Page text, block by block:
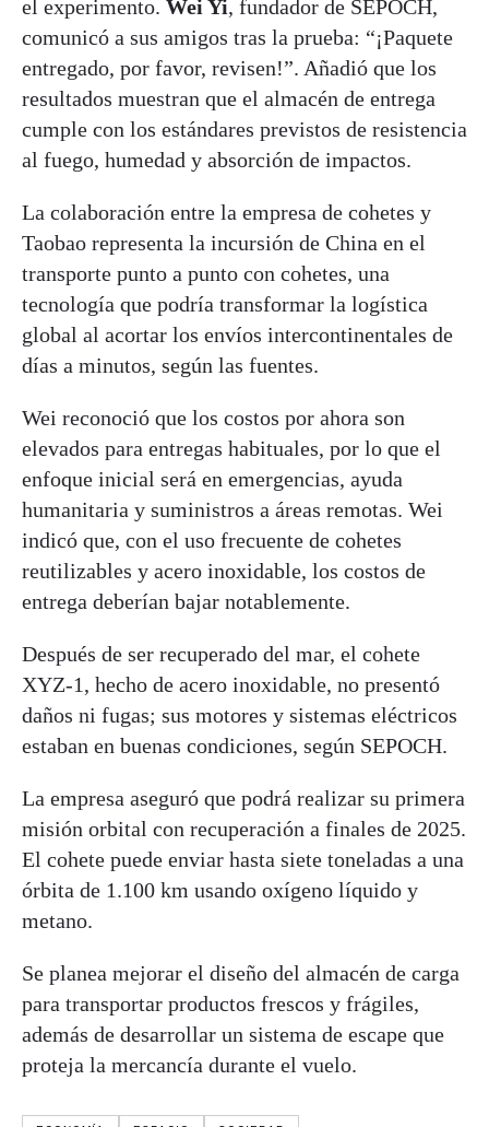
el experimento. Wei Yi, fundador de SEPOCH,
comunicó a sus amigos tras la prueba: “¡Paquete
entregado, por favor, revisen!”. Añadió que los
resultados muestran que el almacén de entrega
cumple con los estándares previstos de resistencia
al fuego, humedad y absorción de impactos.
La colaboración entre la empresa de cohetes y
Taobao representa la incursión de China en el
transporte punto a punto con cohetes, una
tecnología que podría transformar la logística
global al acortar los envíos intercontinentales de
días a minutos, según las fuentes.
Wei reconoció que los costos por ahora son
elevados para entregas habituales, por lo que el
enfoque inicial será en emergencias, ayuda
humanitaria y suministros a áreas remotas. Wei
indicó que, con el uso frecuente de cohetes
reutilizables y acero inoxidable, los costos de
entrega deberían bajar notablemente.
Después de ser recuperado del mar, el cohete
XYZ-1, hecho de acero inoxidable, no presentó
daños ni fugas; sus motores y sistemas eléctricos
estaban en buenas condiciones, según SEPOCH.
La empresa aseguró que podrá realizar su primera
misión orbital con recuperación a finales de 2025.
El cohete puede enviar hasta siete toneladas a una
órbita de 1.100 km usando oxígeno líquido y
metano.
Se planea mejorar el diseño del almacén de carga
para transportar productos frescos y frágiles,
además de desarrollar un sistema de escape que
proteja la mercancía durante el vuelo.